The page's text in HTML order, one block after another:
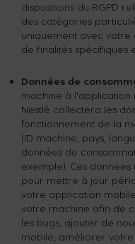
dispositions du RGPD
des catégories
uniquement avec
de finalités spécifiques
Données de
machine à l'application
Nestlé collectera les
fonctionnement de la
(ID machine, pays,
données de
exemple). Ces
pour mettre à jour
votre application
votre machine afin de
les bugs, ajouter de
mobile, améliorer votre